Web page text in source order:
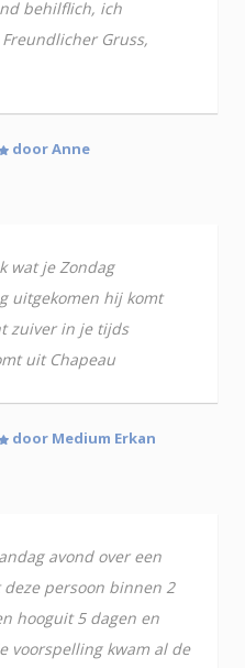
behilflich, ich
Gruss,
door Anne
wat je Zondag
uitgekomen hij komt
zuiver in je tijds
uit Chapeau
door Medium Erkan
avond over een
deze persoon binnen 2
hooguit 5 dagen en
voorspelling kwam al de